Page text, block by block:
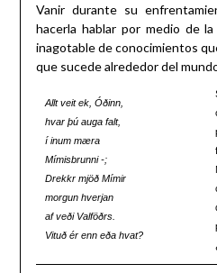
Vanir durante su
hacerla hablar por medio de
inagotable de conocimientos
que sucede alrededor del
Allt veit ek, Óðinn,
hvar þú auga falt,
í inum mæra
Mímisbrunni -;
Drekkr mjöð Mímir
morgun hverjan
af veði Valföðrs.
Vituð ér enn eða hvat?